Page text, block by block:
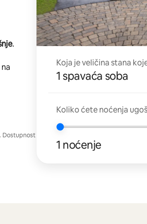
.
Dostupnost
Koja je veličina stana
1 spavaća soba
Koliko ćete noćenja
1 noćenje